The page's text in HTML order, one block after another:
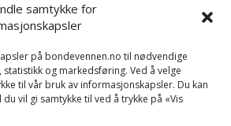
samtykke for
på bondevennen.no til nødvendige
og markedsføring. Ved å velge
til vår bruk av informasjonskapsler. Du kan
vil gi samtykke til ved å trykke på «Vis